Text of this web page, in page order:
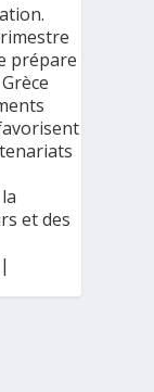
prépare
et des